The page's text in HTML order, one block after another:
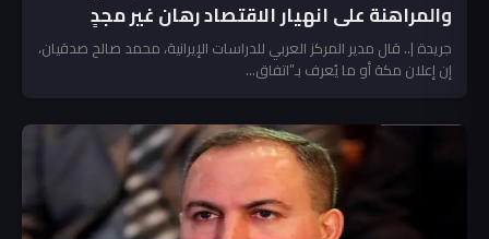
والمراهنة على انهيار الاقتصاد رهان غير مجدٍ
جريدة |.. قال مدير المركز العربي للدراسات الإيرانية، محمد صالح صدقيان،
إن إعلان مكة أو ما يُعرف بـ”اتفاق...